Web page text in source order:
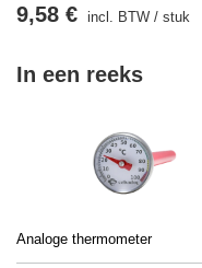
In een reeks
Analoge thermometer
9,58 € incl. BTW / stuk